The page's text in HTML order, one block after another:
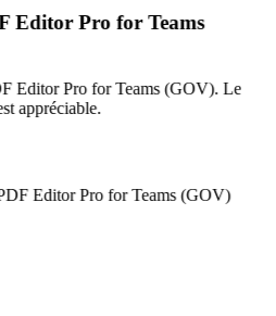
Editor Pro for Teams
Editor Pro for Teams (GOV). Le
appréciable.
Editor Pro for Teams (GOV)